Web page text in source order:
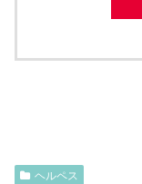
ヘルペス